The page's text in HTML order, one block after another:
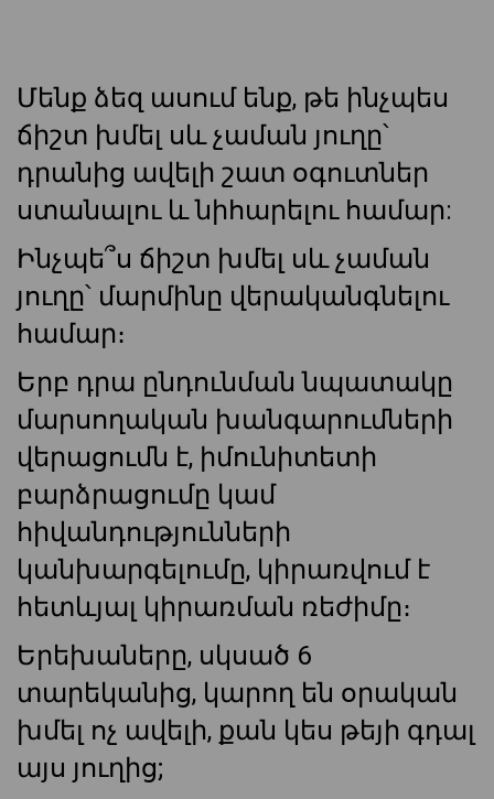
Մենք ձեզ ասում ենք, թե ինչպես
ճիշտ խմել սև չաման յուղը՝
դրանից ավելի շատ օգուտներ
ստանալու և նիհարելու համար:
Ինչպե՞ս ճիշտ խմել սև չաման
յուղը՝ մարմինը վերականգնելու
համար։
Երբ դրա ընդունման նպատակը
մարսողական խանգարումների
վերացումն է, իմունիտետի
բարձրացումը կամ
հիվանդությունների
կանխարգելումը, կիրառվում է
հետևյալ կիրառման ռեժիմը։
Երեխաները, սկսած 6
տարեկանից, կարող են օրական
խմել ոչ ավելի, քան կես թեյի գդալ
այս յուղից;